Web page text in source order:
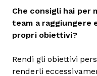
Che consigli hai per
team a raggiungere
propri obiettivi?
Rendi gli obiettivi
renderli